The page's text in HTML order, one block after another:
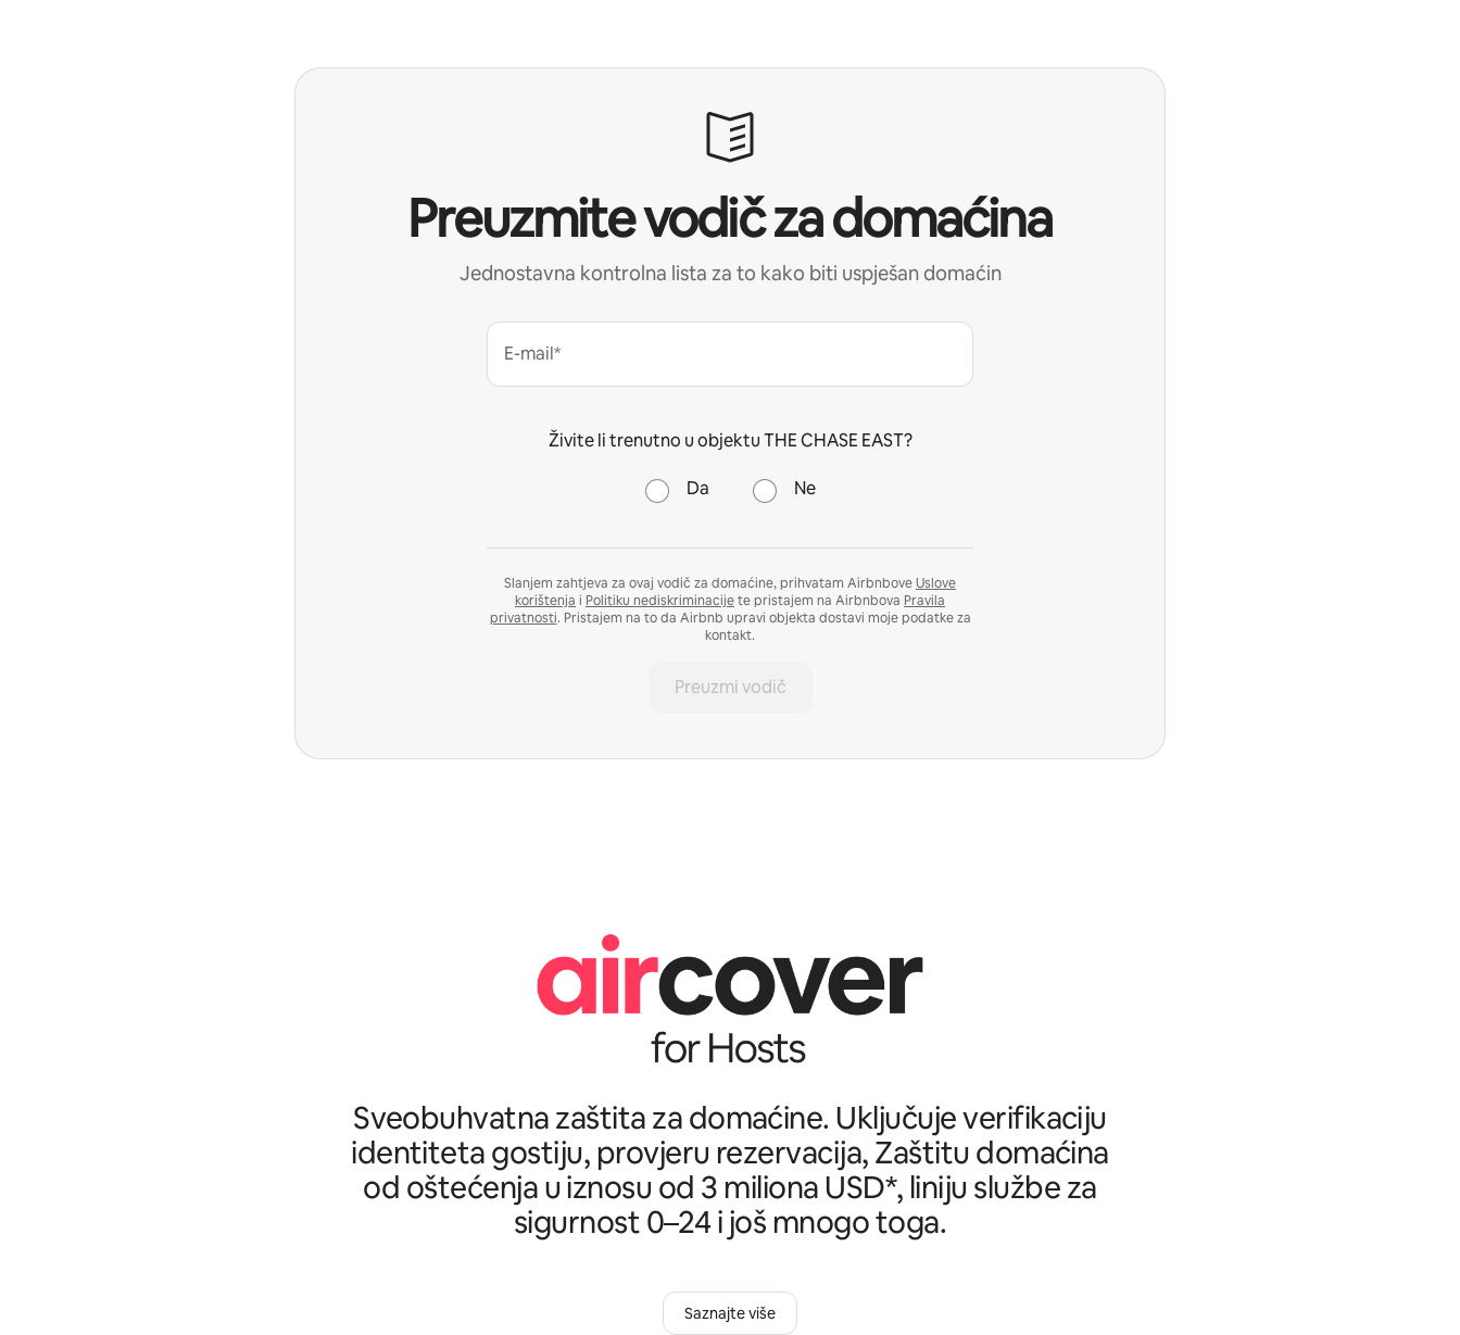
Preuzmite vodič za domaćina
Jednostavna kontrolna lista za to kako biti uspješan domaćin
E-mail*
Živite li trenutno u objektu THE CHASE EAST?
Da Ne
Slanjem zahtjeva za ovaj vodič za domaćine, prihvatam AirbnboveUslove
korištenja i Politiku nediskriminacijete pristajem na Airbnbova Pravila
privatnosti. Pristajem na to da Airbnb upravi objekta dostavi moje podatke za
kontakt.
Preuzmi vodič
Sveobuhvatna zaštita za domaćine. Uključuje verifikaciju
identiteta gostiju, provjeru rezervacija, Zaštitu domaćina
od oštećenja u iznosu od 3 miliona USD*, liniju službe za
sigurnost 0–24 i još mnogo toga.
Saznajte više